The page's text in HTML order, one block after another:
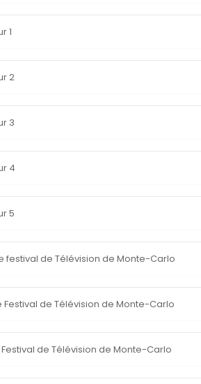
1
2
3
4
5
festival de Télévision de Monte-Carlo
Festival de Télévision de Monte-Carlo
Festival de Télévision de Monte-Carlo